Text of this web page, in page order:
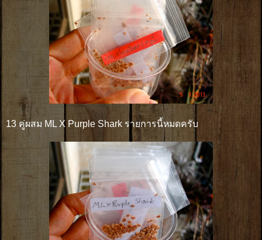
13 คู่ผสม ML X Purple Shark รายการนี้หมดครับ